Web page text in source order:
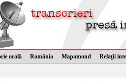
orală România Mapamond Relaţii